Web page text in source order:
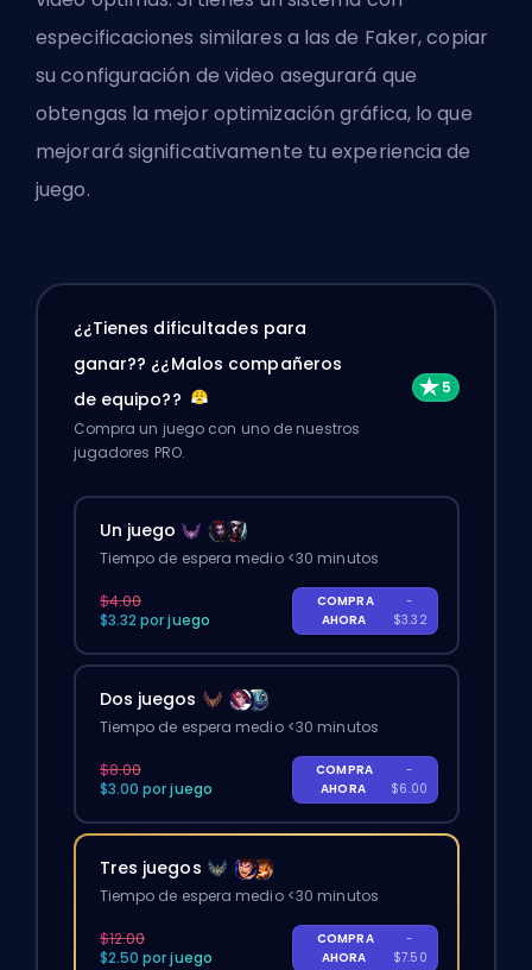
especificaciones similares a las de Faker, copiar
su configuración de video asegurará que
obtengas la mejor optimización gráfica, lo que
mejorará significativamente tu experiencia de
juego.
¿¿Tienes dificultades para
ganar?? ¿¿Malos compañeros
de equipo??
Compra un juego con uno de nuestros
jugadores PRO.
Un juego
Tiempo de espera medio <30 minutos
$4.00
$3.32 por juego
COMPRA
AHORA
-
$3.32
Dos juegos
Tiempo de espera medio <30 minutos
$8.00
$3.00 por juego
COMPRA
AHORA
-
$6.00
Tres juegos
Tiempo de espera medio <30 minutos
$12.00
$2.50 por juego
COMPRA
AHORA
-
$7.50